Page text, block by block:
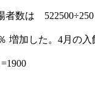
者数は 522500÷250
加した。4月の入